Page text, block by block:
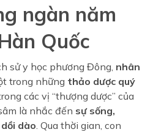
ngàn năm
Quốc
sử y học phương Đông, nhân
trong những thảo dược quý
các vị “thượng dược” của
là nhắc đến sự sống,
dào . Qua thời gian, con